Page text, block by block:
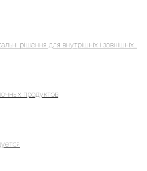
рішення для внутрішніх і зовнішніх...
продуктов